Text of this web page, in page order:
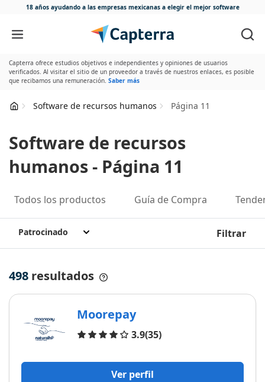
18 años ayudando a las empresas mexicanas a elegir el mejor software
Ir directamente al contenido
Capterra ofrece estudios objetivos e independientes y opiniones de usuarios
verificados. Al visitar el sitio de un proveedor a través de nuestros enlaces, es posible
que recibamos una remuneración. Saber más
Software de recursos humanos Página 11
Software de recursos
humanos - Página 11
Todos los productos Guía de Compra
Patrocinado Filtrar
498 resultados
Moorepay
3.9(35)
Opiniones
Ver perfil